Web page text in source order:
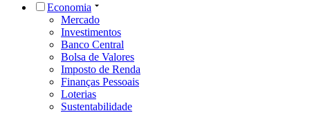
Economia
Mercado
Investimentos
Banco Central
Bolsa de Valores
Imposto de Renda
Finanças Pessoais
Loterias
Sustentabilidade